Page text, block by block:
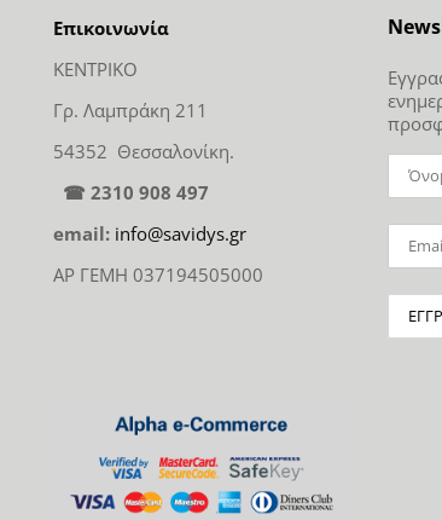
Επικοινωνία
ΚΕΝΤΡΙΚΟ
Γρ. Λαμπράκη 211
54352 Θεσσαλονίκη.
☎ 2310 908 497
email: info@savidys.gr
ΑΡ ΓΕΜΗ 037194505000